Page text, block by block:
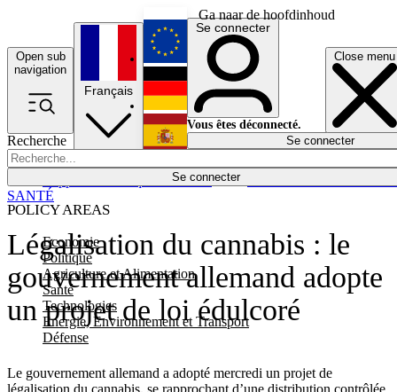
Ga naar de hoofdinhoud
Open sub
navigation
Close menu
Recherche
Se connecter
POLICY AREAS
Economie
Politique
Agriculture et Alimentation
Santé
Technologies
Energie, Environnement et Transport
Défense
Économie
Français
English
Deutsch
Español
Se connecter
Vous êtes déconnecté.
Se connecter
Légalisation du cannabis : le
gouvernement allemand adopte
un projet de loi édulcoré
Le gouvernement allemand a adopté mercredi un projet de
SANTÉ